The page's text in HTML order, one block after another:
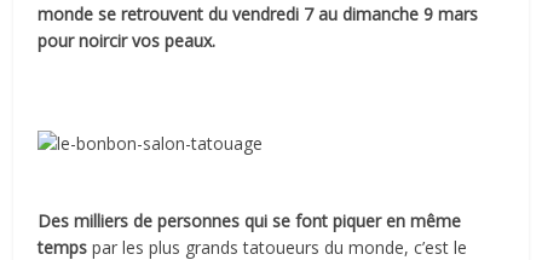
monde se retrouvent du vendredi 7 au dimanche 9 mars
pour noircir vos peaux.
Des milliers de personnes qui se font piquer en même
temps par les plus grands tatoueurs du monde, c’est le